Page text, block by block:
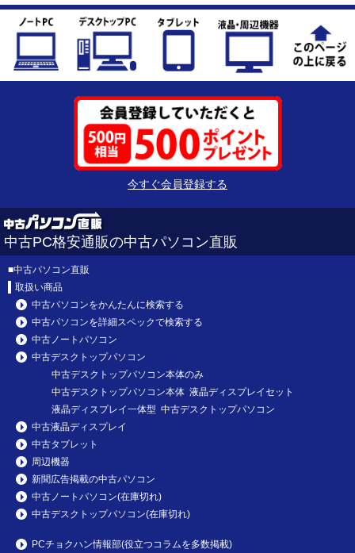
今すぐ会員登録する
中古PC格安通販の中古パソコン直販
■中古パソコン直販
取扱い商品
中古パソコンをかんたんに検索する
中古パソコンを詳細スペックで検索する
中古ノートパソコン
中古デスクトップパソコン
中古デスクトップパソコン本体のみ
中古デスクトップパソコン本体 液晶ディスプレイセット
液晶ディスプレイ一体型 中古デスクトップパソコン
中古液晶ディスプレイ
中古タブレット
周辺機器
新聞広告掲載の中古パソコン
中古ノートパソコン(在庫切れ)
中古デスクトップパソコン(在庫切れ)
PCチョクハン情報部(役立つコラムを多数掲載)